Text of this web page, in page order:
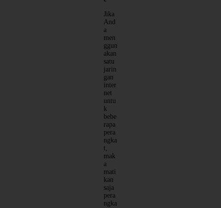
Jika
And
a
men
ggun
akan
satu
jarin
gan
inter
net
untu
k
bebe
rapa
pera
ngka
t,
mak
a
mati
kan
saja
pera
ngka